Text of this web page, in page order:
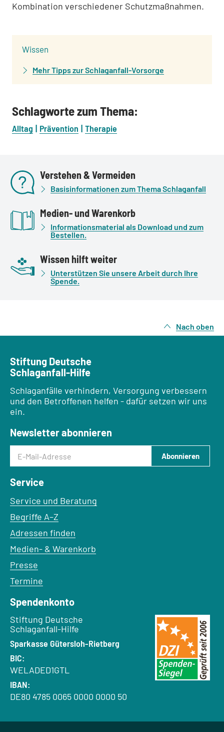
Kombination verschiedener Schutzmaßnahmen.
Wissen
Mehr Tipps zur Schlaganfall-Vorsorge
Schlagworte zum Thema:
Alltag Prävention Therapie
Verstehen & Vermeiden
Basisinformationen zum Thema Schlaganfall
Medien- und Warenkorb
Informationsmaterial als Download und zum
Bestellen.
Wissen hilft weiter
Unterstützen Sie unsere Arbeit durch Ihre
Spende.
Nach oben
Stiftung Deutsche
Schlaganfall-Hilfe
Schlaganfälle verhindern, Versorgung verbessern
und den Betroffenen helfen - dafür setzen wir uns
ein.
Newsletter abonnieren
E-Mail-Adresse
Abonnieren
Service
Service und Beratung
Begriffe A–Z
Adressen finden
Medien- & Warenkorb
Presse
Termine
Spendenkonto
Empfänger:
Stiftung Deutsche
Schlaganfall-Hilfe
Bank:
Sparkasse Gütersloh-Rietberg
BIC:
WELADED1GTL
IBAN:
DE80 4785 0065 0000 0000 50